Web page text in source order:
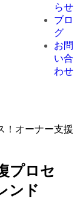
らせ
ブロ
グ
お問
い合
わせ
！オーナー支援
プロセ
ンド